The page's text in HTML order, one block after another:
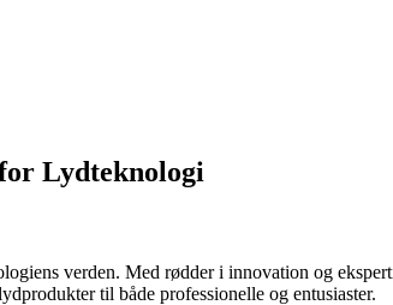
Lydteknologi
verden. Med rødder i innovation og
til både professionelle og entusiaster.